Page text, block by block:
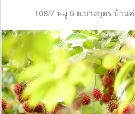
108/7 หมู่ 5 ต.บางบุตร บ้าน